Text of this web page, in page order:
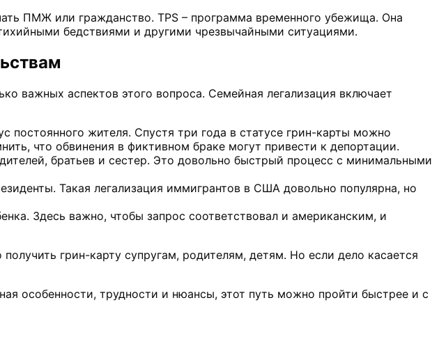
ПМЖ или гражданство. TPS – программа временного убежища. Она
бедствиями и другими чрезвычайными ситуациями.
важных аспектов этого вопроса. Семейная легализация включает
жителя. Спустя три года в статусе грин-карты можно
что обвинения в фиктивном браке могут привести к депортации.
братьев и сестер. Это довольно быстрый процесс с минимальными
Такая легализация иммигрантов в США довольно популярна, но
Здесь важно, чтобы запрос соответствовал и американским, и
грин-карту супругам, родителям, детям. Но если дело касается
особенности, трудности и нюансы, этот путь можно пройти быстрее и с